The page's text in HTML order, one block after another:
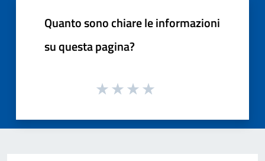
Quanto sono chiare le informazioni
su questa pagina?